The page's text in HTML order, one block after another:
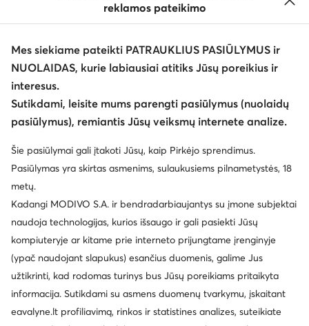
© eavalyne.lt 2026
Taisyklės
Pakeisti nustatymus
Privatumo politika
Duomenų apsauga
reklamos pateikimo
Mes siekiame pateikti PATRAUKLIUS PASIŪLYMUS ir
NUOLAIDAS, kurie labiausiai atitiks Jūsų poreikius ir
interesus.
Sutikdami, leisite mums parengti pasiūlymus (nuolaidų
pasiūlymus), remiantis Jūsų veiksmų internete analize.
Šie pasiūlymai gali įtakoti Jūsų, kaip Pirkėjo sprendimus.
Pasiūlymas yra skirtas asmenims, sulaukusiems pilnametystės, 18
metų.
Kadangi MODIVO S.A. ir bendradarbiaujantys su įmone subjektai
naudoja technologijas, kurios išsaugo ir gali pasiekti Jūsų
kompiuteryje ar kitame prie interneto prijungtame įrenginyje
(ypač naudojant slapukus) esančius duomenis, galime Jus
užtikrinti, kad rodomas turinys bus Jūsų poreikiams pritaikyta
informacija. Sutikdami su asmens duomenų tvarkymu, įskaitant
eavalyne.lt profiliavimą, rinkos ir statistines analizes, suteikiate